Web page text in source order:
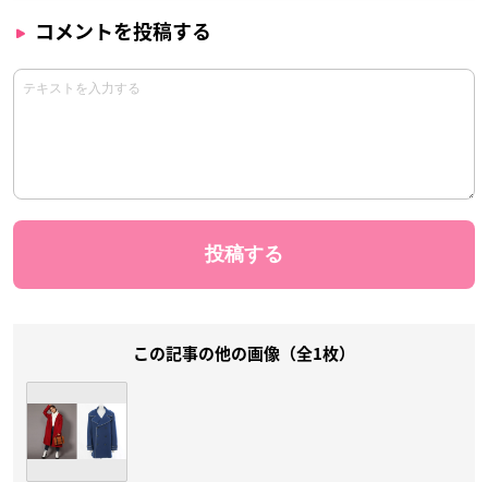
コメントを投稿する
この記事の他の画像（全1枚）